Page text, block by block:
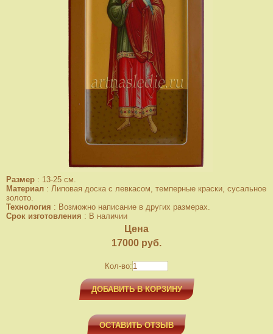
Размер : 13-25 см.
Материал : Липовая доска с левкасом, темперные краски, сусальное
золото.
Технология : Возможно написание в других размерах.
Срок изготовления : В наличии
Цена
17000 руб.
Кол-во:
ДОБАВИТЬ В КОРЗИНУ
ОСТАВИТЬ ОТЗЫВ